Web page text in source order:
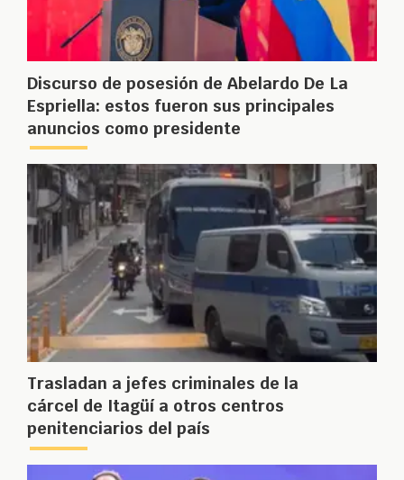
Discurso de posesión de Abelardo De La
Espriella: estos fueron sus principales
anuncios como presidente
Trasladan a jefes criminales de la
cárcel de Itagüí a otros centros
penitenciarios del país